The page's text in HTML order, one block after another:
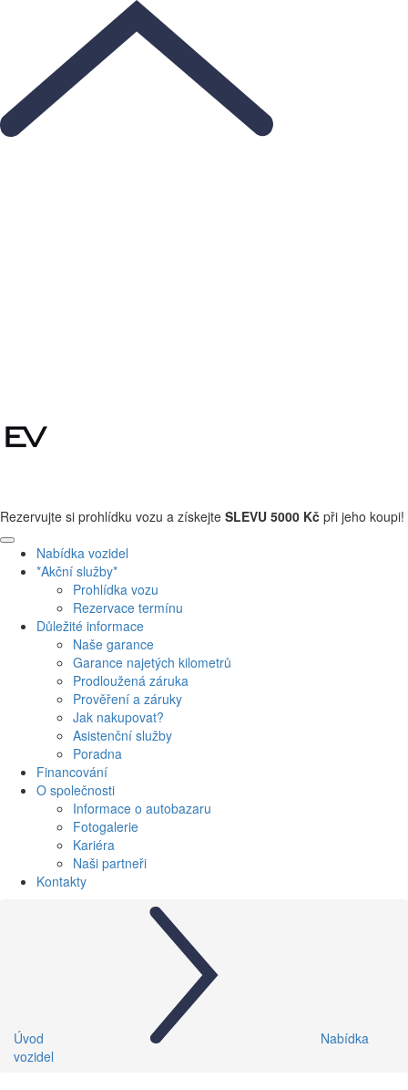
Rezervujte si prohlídku vozu a získejte SLEVU 5000 Kč při jeho koupi!
Nabídka vozidel
*Akční služby*
Prohlídka vozu
Rezervace termínu
Důležité informace
Naše garance
Garance najetých kilometrů
Prodloužená záruka
Prověření a záruky
Jak nakupovat?
Asistenční služby
Poradna
Financování
O společnosti
Informace o autobazaru
Fotogalerie
Kariéra
Naši partneři
Kontakty
Úvod
Nabídka
vozidel